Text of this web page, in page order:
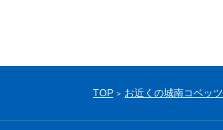
TOP お近くの城南コベッツ